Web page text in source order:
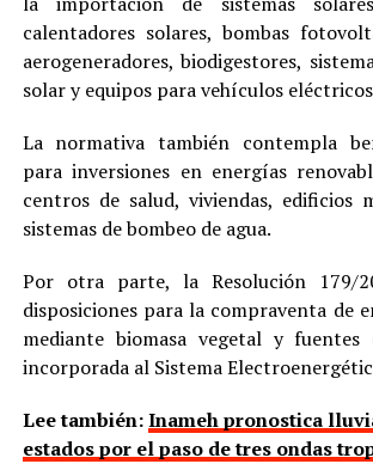
calentadores solares, bombas
aerogeneradores, biodigestores,
solar y equipos para vehículos
La normativa también contempla
para inversiones en energías
centros de salud, viviendas, edificios
sistemas de bombeo de agua.
Por otra parte, la Resolución 179/
disposiciones para la compraventa de
mediante biomasa vegetal y fuentes
incorporada al Sistema
Lee también:Inameh pronostica
estados por el paso de tres ondas